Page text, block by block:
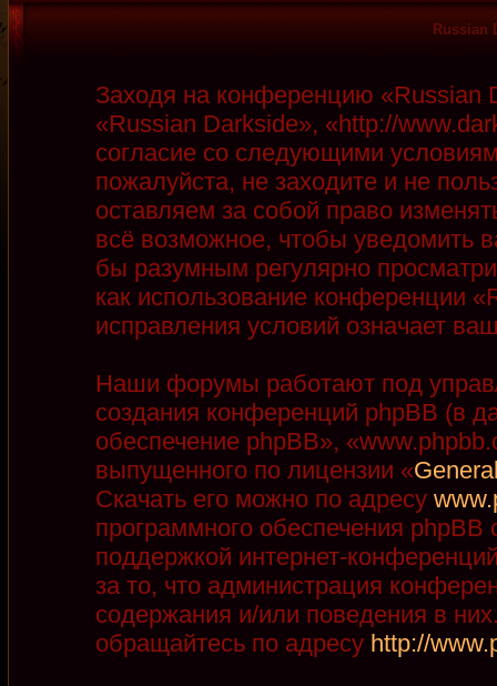
Russian
Заходя на конференцию
«Russian Darkside», «http://
согласие со следующими
пожалуйста, не заходите и не
оставляем за собой право
всё возможное, чтобы уведомить
бы разумным регулярно
как использование конференции
исправления условий означает
Наши форумы работают под
создания конференций phpBB (в
обеспечение phpBB»,
выпущенного по лицензии «
Скачать его можно по адресу
программного обеспечения phpBB
поддержкой интернет-
за то, что администрация
содержания и/или поведения в
обращайтесь по адресу http://